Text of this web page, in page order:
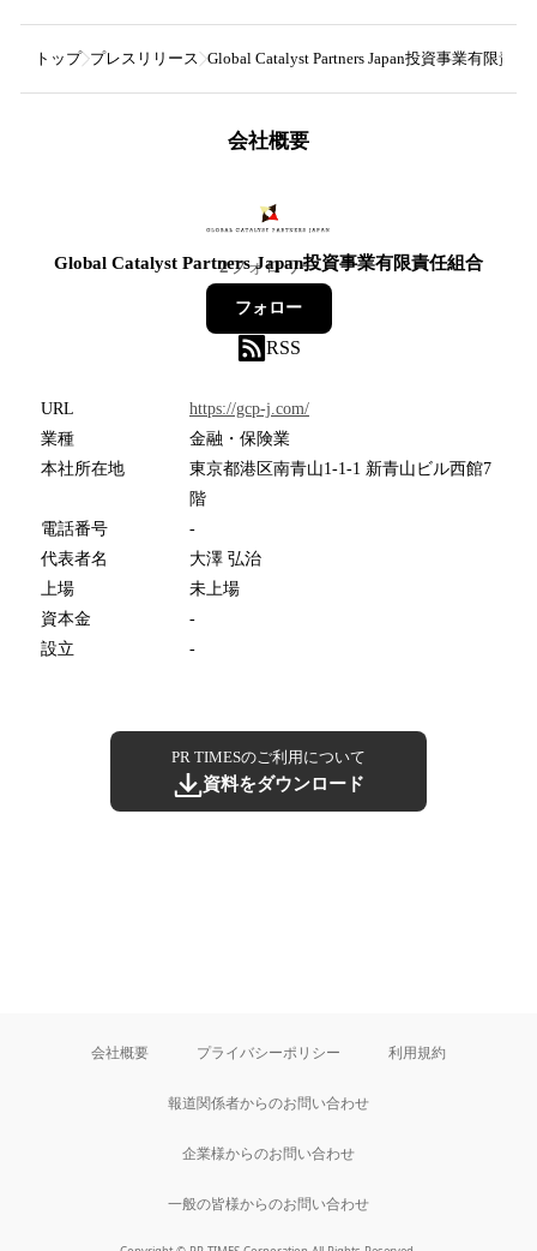
トップ プレスリリース Global Catalyst Partners Japan投資事業有限責任
会社概要
Global Catalyst Partners Japan投資事業有限責任組合
2フォロワー
フォロー
RSS
URL
https://gcp-j.com/
業種
金融・保険業
本社所在地
東京都港区南青山1-1-1 新青山ビル西館7
階
電話番号
-
代表者名
大澤 弘治
上場
未上場
資本金
-
設立
-
PR TIMESのご利用について
資料をダウンロード
会社概要 プライバシーポリシー 利用規約
報道関係者からのお問い合わせ
企業様からのお問い合わせ
一般の皆様からのお問い合わせ